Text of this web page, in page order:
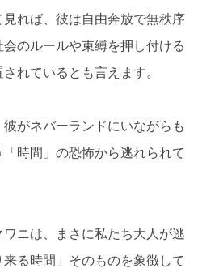
れば、彼は自由奔放で無秩序
のルールや束縛を押し付ける
れているとも言えます。
がネバーランドにいながらも
時間」の恐怖から逃れられて
ニは、まさに私たち大人が逃
る時間」そのものを象徴して